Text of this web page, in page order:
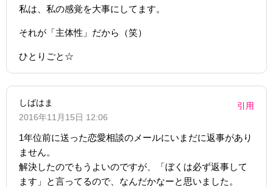
私は、私の感覚を大事にしてます。
それが「主体性」だから（笑）
ひとりごと☆
しばはま
2016年11月15日 12:06
引用
1年位前に送った恋愛相談のメールにいまだに返事があり
ません。
解決したのでもうよいのですが、「ぼくは必ず返事して
ます」と言ってるので、なんだかなーと思いました。